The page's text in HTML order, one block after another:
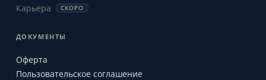
Карьера СКОРО
ДОКУМЕНТЫ
Оферта
Пользовательское соглашение